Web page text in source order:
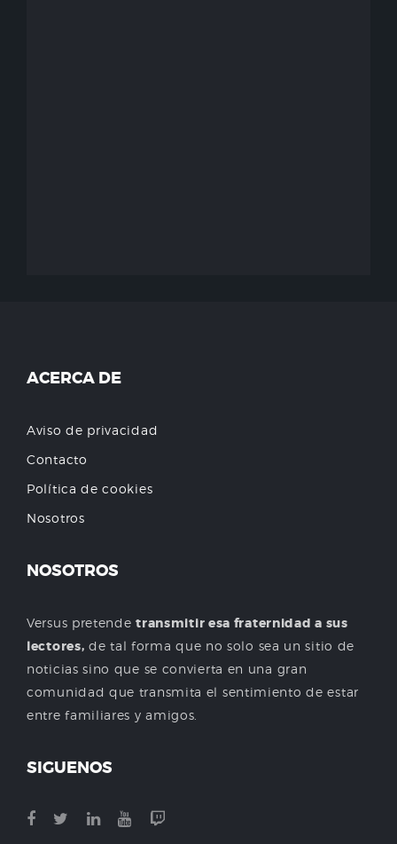
ACERCA DE
Aviso de privacidad
Contacto
Política de cookies
Nosotros
NOSOTROS
Versus pretendetransmitir esa fraternidad a sus
lectores, de tal forma que no solo sea un sitio de
noticias sino que se convierta en una gran
comunidad que transmita el sentimiento de estar
entre familiares y amigos.
SIGUENOS